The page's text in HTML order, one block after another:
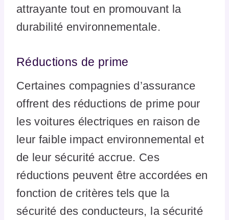
attrayante tout en promouvant la
durabilité environnementale.
Réductions de prime
Certaines compagnies d’assurance
offrent des réductions de prime pour
les voitures électriques en raison de
leur faible impact environnemental et
de leur sécurité accrue. Ces
réductions peuvent être accordées en
fonction de critères tels que la
sécurité des conducteurs, la sécurité